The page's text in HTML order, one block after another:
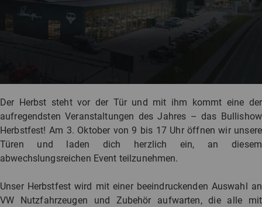
Der Herbst steht vor der Tür und mit ihm kommt eine der
aufregendsten Veranstaltungen des Jahres – das Bullishow
Herbstfest! Am 3. Oktober von 9 bis 17 Uhr öffnen wir unsere
Türen und laden dich herzlich ein, an diesem
abwechslungsreichen Event teilzunehmen.
Unser Herbstfest wird mit einer beeindruckenden Auswahl an
VW Nutzfahrzeugen und Zubehör aufwarten, die alle mit